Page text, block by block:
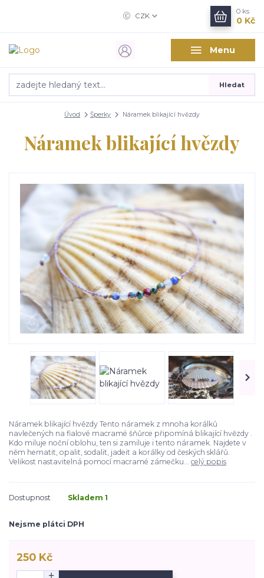
Menu
CZK
Hledat
0 ks
0 Kč
Úvod Šperky Náramek blikající hvězdy
Náramek blikající hvězdy
Náramek blikající hvězdy Tento náramek z mnoha korálků
navlečených na fialové macramé šňůrce připomíná blikající hvězdy .
Kdo miluje noční oblohu, ten si zamiluje i tento náramek. Najdete v
něm hematit, opalit, sodalit, jadeit a korálky od českých sklářů.
Velikost nastavitelná pomocí macramé zámečku... celý popis
Dostupnost Skladem 1
Nejsme plátci DPH
250 Kč